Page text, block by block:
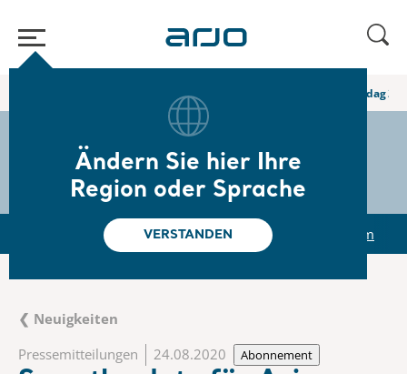
Ändern Sie hier Ihre
Region oder Sprache
VERSTANDEN
Save the date för Arjos kapitalmarknadsdag
The share s-arjo
Reports & Presentations The share Newsroom
❮ Neuigkeiten
Pressemitteilungen
24.08.2020 Abonnement